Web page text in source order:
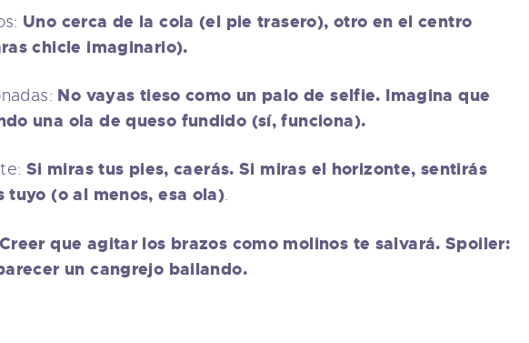
Uno cerca de la cola (el pie trasero), otro en el centro
chicle imaginario).
No vayas tieso como un palo de selfie. Imagina que
una ola de queso fundido (sí, funciona).
Si miras tus pies, caerás. Si miras el horizonte, sentirás
tuyo (o al menos, esa ola).
Creer que agitar los brazos como molinos te salvará. Spoiler:
un cangrejo bailando.